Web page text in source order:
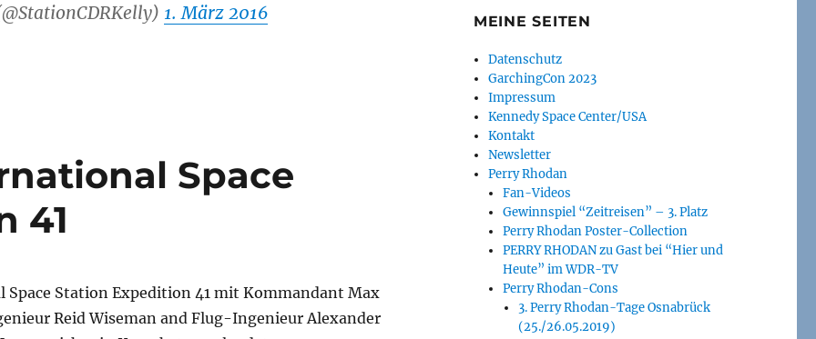
1. März 2016
Space
41
Space Station Expedition 41 mit Kommandant Max
Reid Wiseman and Flug-Ingenieur Alexander
MEINE SEITEN
Datenschutz
GarchingCon 2023
Impressum
Kennedy Space Center/USA
Kontakt
Newsletter
Perry Rhodan
Fan-Videos
Gewinnspiel “Zeitreisen” – 3. Platz
Perry Rhodan Poster-Collection
PERRY RHODAN zu Gast bei “Hier und
Heute” im WDR-TV
Perry Rhodan-Cons
3. Perry Rhodan-Tage Osnabrück
(25./26.05.2019)